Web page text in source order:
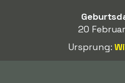
20
Ursprung: